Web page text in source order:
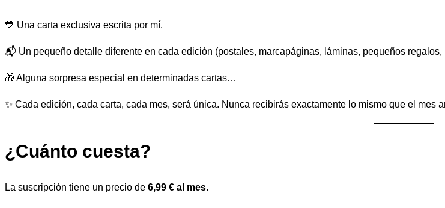
💙 Una carta exclusiva escrita por mí.
📬 Un pequeño detalle diferente en cada edición (postales, marcapáginas, láminas, pequeños
🎁 Alguna sorpresa especial en determinadas cartas…
✨ Cada edición, cada carta, cada mes, será única. Nunca recibirás exactamente lo mismo que el mes
¿Cuánto cuesta?
La suscripción tiene un precio de 6,99 € al mes.